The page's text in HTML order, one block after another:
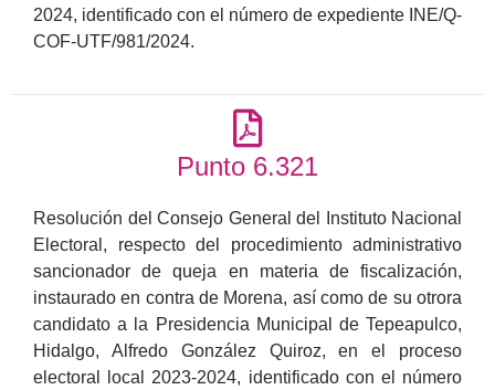
2024, identificado con el número de expediente INE/Q-
COF-UTF/981/2024.
Punto 6.321
Resolución del Consejo General del Instituto Nacional
Electoral, respecto del procedimiento administrativo
sancionador de queja en materia de fiscalización,
instaurado en contra de Morena, así como de su otrora
candidato a la Presidencia Municipal de Tepeapulco,
Hidalgo, Alfredo González Quiroz, en el proceso
electoral local 2023-2024, identificado con el número